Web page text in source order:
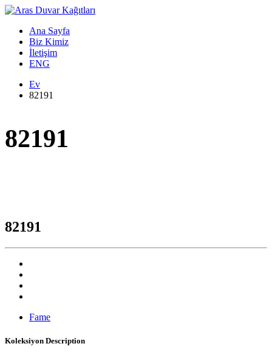
Ana Sayfa
Biz Kimiz
İletişim
ENG
Ev
82191
82191
82191
Fame
Koleksiyon Description